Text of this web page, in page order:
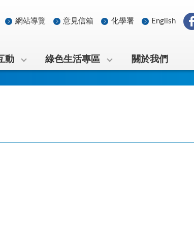
網站導覽 意見信箱 化學署 English
動 綠色生活專區 關於我們